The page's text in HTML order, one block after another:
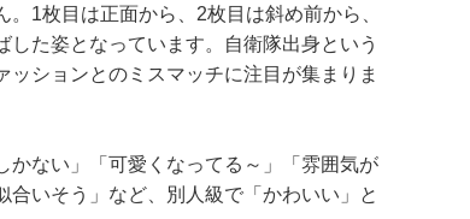
1枚目は正面から、2枚目は斜め前から、
た姿となっています。自衛隊出身という
ションとのミスマッチに注目が集まりま
かない」「可愛くなってる～」「雰囲気が
いそう」など、別人級で「かわいい」と